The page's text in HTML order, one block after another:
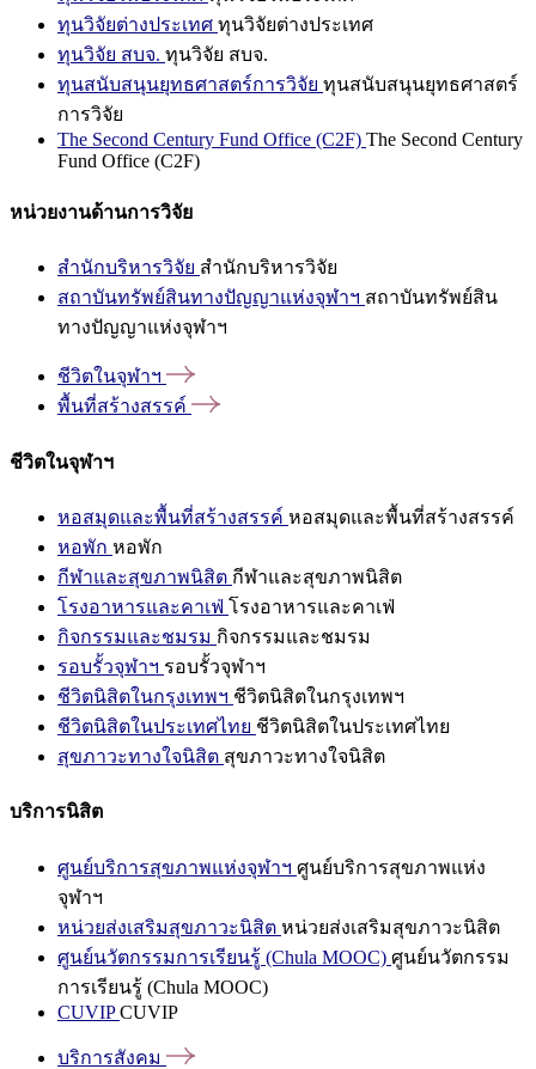
ทุนวิจัยต่างประเทศ ทุนวิจัยต่างประเทศ
ทุนวิจัย สบจ. ทุนวิจัย สบจ.
ทุนสนับสนุนยุทธศาสตร์การวิจัย ทุนสนับสนุนยุทธศาสตร์
การวิจัย
The Second Century Fund Office (C2F) The Second Century
Fund Office (C2F)
หน่วยงานด้านการวิจัย
สำนักบริหารวิจัย สำนักบริหารวิจัย
สถาบันทรัพย์สินทางปัญญาแห่งจุฬาฯ สถาบันทรัพย์สิน
ทางปัญญาแห่งจุฬาฯ
ชีวิตในจุฬาฯ
พื้นที่สร้างสรรค์
ชีวิตในจุฬาฯ
หอสมุดและพื้นที่สร้างสรรค์ หอสมุดและพื้นที่สร้างสรรค์
หอพัก หอพัก
กีฬาและสุขภาพนิสิต กีฬาและสุขภาพนิสิต
โรงอาหารและคาเฟ่ โรงอาหารและคาเฟ่
กิจกรรมและชมรม กิจกรรมและชมรม
รอบรั้วจุฬาฯ รอบรั้วจุฬาฯ
ชีวิตนิสิตในกรุงเทพฯ ชีวิตนิสิตในกรุงเทพฯ
ชีวิตนิสิตในประเทศไทย ชีวิตนิสิตในประเทศไทย
สุขภาวะทางใจนิสิต สุขภาวะทางใจนิสิต
บริการนิสิต
ศูนย์บริการสุขภาพแห่งจุฬาฯ ศูนย์บริการสุขภาพแห่ง
จุฬาฯ
หน่วยส่งเสริมสุขภาวะนิสิต หน่วยส่งเสริมสุขภาวะนิสิต
ศูนย์นวัตกรรมการเรียนรู้ (Chula MOOC) ศูนย์นวัตกรรม
การเรียนรู้ (Chula MOOC)
CUVIPCUVIP
บริการสังคม